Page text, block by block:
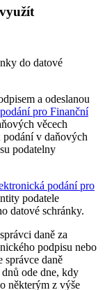
do datové
a odeslanou
pro Finanční
věcech
podání v daňových
podatelny
podání pro
podatele
datové schránky.
daně za
podpisu nebo
daně
ode dne, kdy
některým z výše